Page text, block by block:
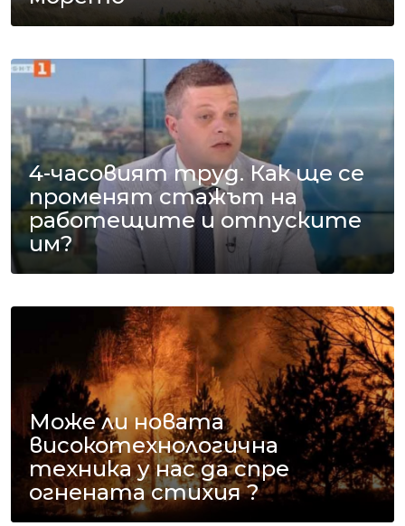
4-часовият труд. Как ще се
променят стажът на
работещите и отпуските
им?
Може ли новата
високотехнологична
техника у нас да спре
огнената стихия ?